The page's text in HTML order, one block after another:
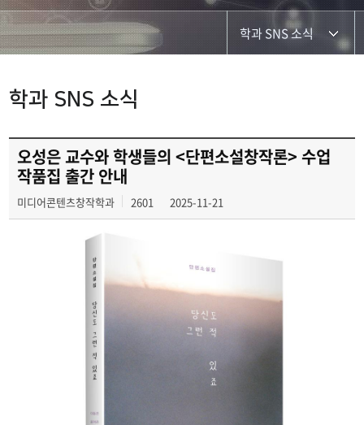
학과 SNS 소식
학과 SNS 소식
미디어 정보통
학과 SNS 소식
오성은 교수와 학생들의 <단편소설창작론> 수업
작품집 출간 안내
미디어콘텐츠창작학과 2601 2025-11-21